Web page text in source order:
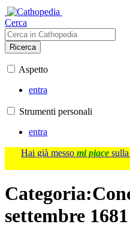
Cerca
Ricerca
Aspetto
entra
Strumenti personali
entra
Hai già messo mi piace sulla
Categoria:
settembre 1681